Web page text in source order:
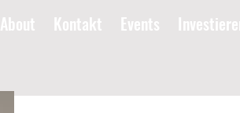
About Kontakt Events